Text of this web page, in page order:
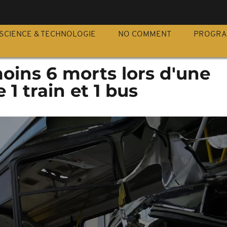
& TECHNOLOGIE NO COMMENT
6 morts lors d'une
train et 1 bus